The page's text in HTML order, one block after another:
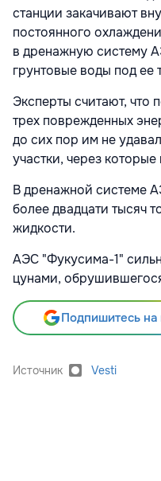
станции закачивают
постоянного
в дренажную систему
грунтовые воды под ее
Эксперты считают, что
трех поврежденных
до сих пор им не
участки, через которые
В дренажной системе
более двадцати тысяч
жидкости.
АЭС "Фукусима-1"
цунами,
Подпишитесь на
Источник Vesti